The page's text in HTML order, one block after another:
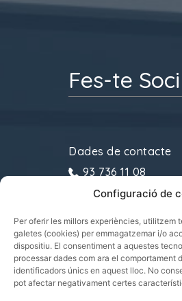
Configuració de
Per oferir les millors experiències, utilitzem
galetes (cookies) per emmagatzemar i/o
dispositiu. El consentiment a aquestes
processar dades com ara el comportament
identificadors únics en aquest lloc. No
pot afectar negativament certes
Fes-te Soci
Dades de contacte
93 736 11 08
C/ Sant Pau, 6.
Terrassa